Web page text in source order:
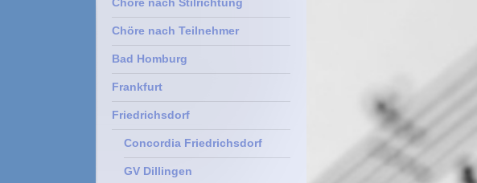
Chöre nach Stilrichtung
Chöre nach Teilnehmer
Bad Homburg
Frankfurt
Friedrichsdorf
Concordia Friedrichsdorf
GV Dillingen